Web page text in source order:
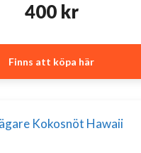
400 kr
Finns att köpa här